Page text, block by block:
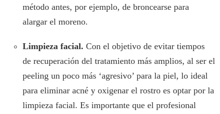
método antes, por ejemplo, de broncearse para
alargar el moreno.
Limpieza facial. Con el objetivo de evitar tiempos
de recuperación del tratamiento más amplios, al ser el
peeling un poco más ‘agresivo’ para la piel, lo ideal
para eliminar acné y oxigenar el rostro es optar por la
limpieza facial. Es importante que el profesional